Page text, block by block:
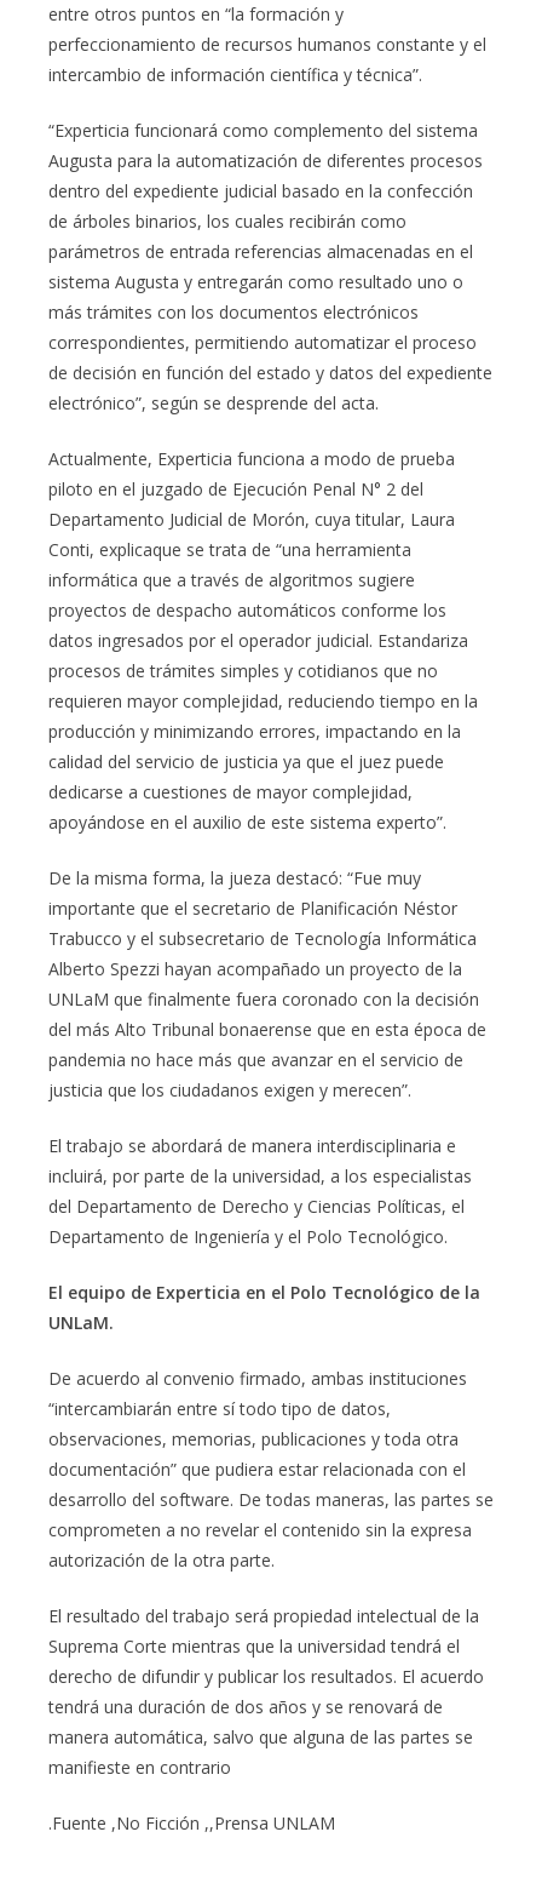
entre otros puntos en “la formación y
perfeccionamiento de recursos humanos constante y el
intercambio de información científica y técnica”.
“Experticia funcionará como complemento del sistema
Augusta para la automatización de diferentes procesos
dentro del expediente judicial basado en la confección
de árboles binarios, los cuales recibirán como
parámetros de entrada referencias almacenadas en el
sistema Augusta y entregarán como resultado uno o
más trámites con los documentos electrónicos
correspondientes, permitiendo automatizar el proceso
de decisión en función del estado y datos del expediente
electrónico”, según se desprende del acta.
Actualmente, Experticia funciona a modo de prueba
piloto en el juzgado de Ejecución Penal N° 2 del
Departamento Judicial de Morón, cuya titular, Laura
Conti, explicaque se trata de “una herramienta
informática que a través de algoritmos sugiere
proyectos de despacho automáticos conforme los
datos ingresados por el operador judicial. Estandariza
procesos de trámites simples y cotidianos que no
requieren mayor complejidad, reduciendo tiempo en la
producción y minimizando errores, impactando en la
calidad del servicio de justicia ya que el juez puede
dedicarse a cuestiones de mayor complejidad,
apoyándose en el auxilio de este sistema experto”.
De la misma forma, la jueza destacó: “Fue muy
importante que el secretario de Planificación Néstor
Trabucco y el subsecretario de Tecnología Informática
Alberto Spezzi hayan acompañado un proyecto de la
UNLaM que finalmente fuera coronado con la decisión
del más Alto Tribunal bonaerense que en esta época de
pandemia no hace más que avanzar en el servicio de
justicia que los ciudadanos exigen y merecen”.
El trabajo se abordará de manera interdisciplinaria e
incluirá, por parte de la universidad, a los especialistas
del Departamento de Derecho y Ciencias Políticas, el
Departamento de Ingeniería y el Polo Tecnológico.
El equipo de Experticia en el Polo Tecnológico de la
UNLaM.
De acuerdo al convenio firmado, ambas instituciones
“intercambiarán entre sí todo tipo de datos,
observaciones, memorias, publicaciones y toda otra
documentación” que pudiera estar relacionada con el
desarrollo del software. De todas maneras, las partes se
comprometen a no revelar el contenido sin la expresa
autorización de la otra parte.
El resultado del trabajo será propiedad intelectual de la
Suprema Corte mientras que la universidad tendrá el
derecho de difundir y publicar los resultados. El acuerdo
tendrá una duración de dos años y se renovará de
manera automática, salvo que alguna de las partes se
manifieste en contrario
.Fuente ,No Ficción ,,Prensa UNLAM